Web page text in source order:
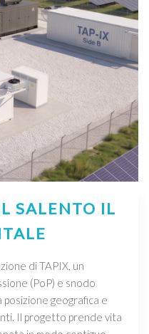
SALENTO IL
di TAPIX, un
(PoP) e snodo
geografica e
Il progetto prende vita